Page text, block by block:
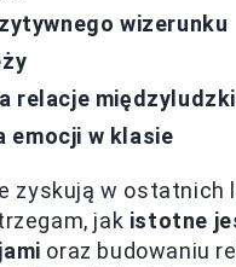
wizerunku
relacje
emocji w klasie
zyskują w
jak istotne
oraz budowaniu